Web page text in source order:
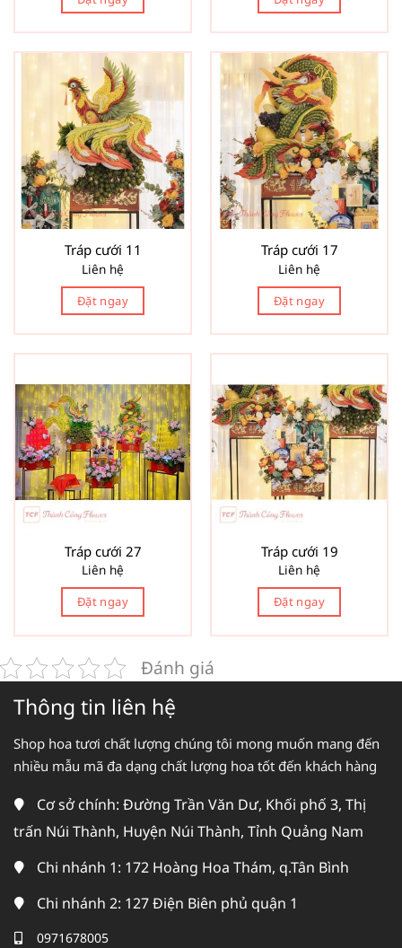
Tráp cưới 11
Liên hệ
Đặt ngay
Tráp cưới 17
Liên hệ
Đặt ngay
Tráp cưới 27
Liên hệ
Đặt ngay
Tráp cưới 19
Liên hệ
Đặt ngay
Đánh giá
Thông tin liên hệ
Shop hoa tươi chất lượng chúng tôi mong muốn mang đến
nhiều mẫu mã đa dạng chất lượng hoa tốt đến khách hàng
Cơ sở chính: Đường Trần Văn Dư, Khối phố 3, Thị
trấn Núi Thành, Huyện Núi Thành, Tỉnh Quảng Nam
Chi nhánh 1: 172 Hoàng Hoa Thám, q.Tân Bình
Chi nhánh 2: 127 Điện Biên phủ quận 1
0971678005